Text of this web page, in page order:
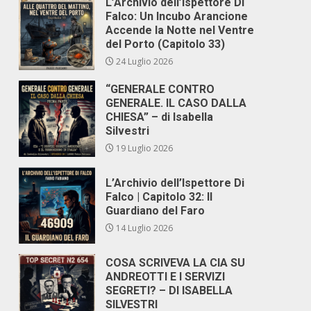
Falco: Un Incubo Arancione
Accende la Notte nel Ventre
del Porto (Capitolo 33)
24 Luglio 2026
“GENERALE CONTRO
GENERALE. IL CASO DALLA
CHIESA” – di Isabella
Silvestri
19 Luglio 2026
L’Archivio dell’Ispettore Di
Falco | Capitolo 32: Il
Guardiano del Faro
14 Luglio 2026
COSA SCRIVEVA LA CIA SU
ANDREOTTI E I SERVIZI
SEGRETI? – DI ISABELLA
SILVESTRI